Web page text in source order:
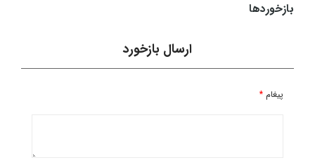
بازخوردها
ارسال بازخورد
پیغام *